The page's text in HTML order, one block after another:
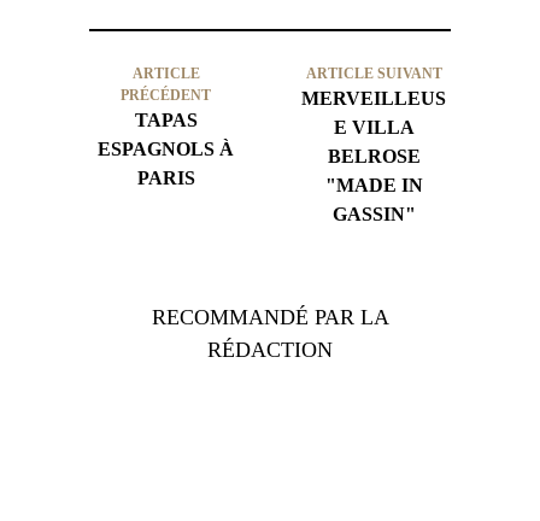
ARTICLE
PRÉCÉDENT
TAPAS
ESPAGNOLS À
PARIS
ARTICLE SUIVANT
MERVEILLEUS
E VILLA
BELROSE
"MADE IN
GASSIN"
RECOMMANDÉ PAR LA
RÉDACTION